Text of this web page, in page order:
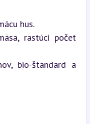
hus.
rastúci počet
bio-štandard a